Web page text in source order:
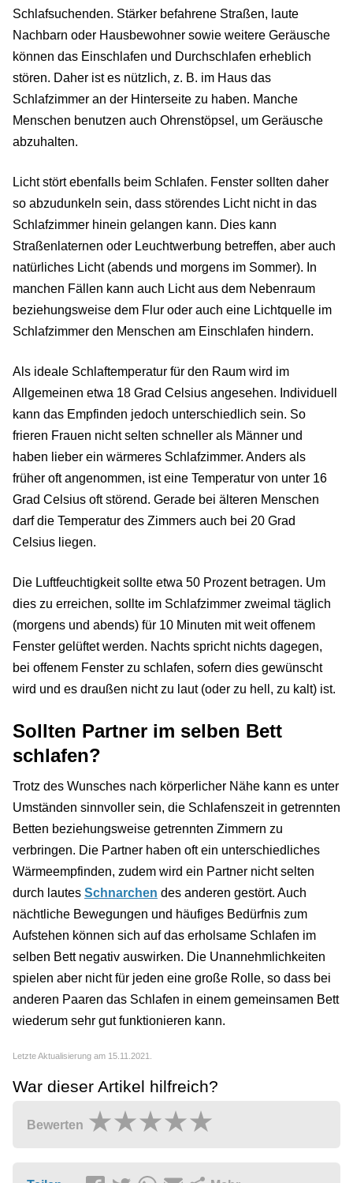
Schlafsuchenden. Stärker befahrene Straßen, laute
Nachbarn oder Hausbewohner sowie weitere Geräusche
können das Einschlafen und Durchschlafen erheblich
stören. Daher ist es nützlich, z. B. im Haus das
Schlafzimmer an der Hinterseite zu haben. Manche
Menschen benutzen auch Ohrenstöpsel, um Geräusche
abzuhalten.
Licht stört ebenfalls beim Schlafen. Fenster sollten daher
so abzudunkeln sein, dass störendes Licht nicht in das
Schlafzimmer hinein gelangen kann. Dies kann
Straßenlaternen oder Leuchtwerbung betreffen, aber auch
natürliches Licht (abends und morgens im Sommer). In
manchen Fällen kann auch Licht aus dem Nebenraum
beziehungsweise dem Flur oder auch eine Lichtquelle im
Schlafzimmer den Menschen am Einschlafen hindern.
Als ideale Schlaftemperatur für den Raum wird im
Allgemeinen etwa 18 Grad Celsius angesehen. Individuell
kann das Empfinden jedoch unterschiedlich sein. So
frieren Frauen nicht selten schneller als Männer und
haben lieber ein wärmeres Schlafzimmer. Anders als
früher oft angenommen, ist eine Temperatur von unter 16
Grad Celsius oft störend. Gerade bei älteren Menschen
darf die Temperatur des Zimmers auch bei 20 Grad
Celsius liegen.
Die Luftfeuchtigkeit sollte etwa 50 Prozent betragen. Um
dies zu erreichen, sollte im Schlafzimmer zweimal täglich
(morgens und abends) für 10 Minuten mit weit offenem
Fenster gelüftet werden. Nachts spricht nichts dagegen,
bei offenem Fenster zu schlafen, sofern dies gewünscht
wird und es draußen nicht zu laut (oder zu hell, zu kalt) ist.
Sollten Partner im selben Bett
schlafen?
Trotz des Wunsches nach körperlicher Nähe kann es unter
Umständen sinnvoller sein, die Schlafenszeit in getrennten
Betten beziehungsweise getrennten Zimmern zu
verbringen. Die Partner haben oft ein unterschiedliches
Wärmeempfinden, zudem wird ein Partner nicht selten
durch lautes Schnarchen des anderen gestört. Auch
nächtliche Bewegungen und häufiges Bedürfnis zum
Aufstehen können sich auf das erholsame Schlafen im
selben Bett negativ auswirken. Die Unannehmlichkeiten
spielen aber nicht für jeden eine große Rolle, so dass bei
anderen Paaren das Schlafen in einem gemeinsamen Bett
wiederum sehr gut funktionieren kann.
Letzte Aktualisierung am 15.11.2021.
War dieser Artikel hilfreich?
Bewerten